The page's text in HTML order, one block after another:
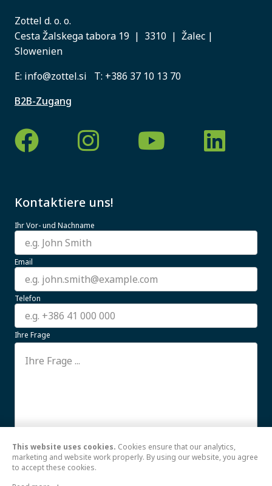
Zottel d. o. o.
Cesta Žalskega tabora 19 | 3310 | Žalec |
Slowenien
E: info@zottel.si T: +386 37 10 13 70
B2B-Zugang
Kontaktiere uns!
Ihr Vor- und Nachname
Email
Telefon
Ihre Frage
Ich stimme der Verwendung meiner hierWeiterlesen
This website uses cookies. Cookies ensure that our analytics,
marketing and website work properly. By using our website, you agree
to accept these cookies.